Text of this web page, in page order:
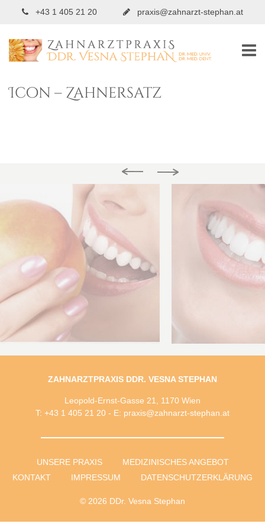
+43 1 405 21 20 praxis@zahnarzt-stephan.at
Icon – Zahnersatz
ZAHNARZTPRAXIS DDR. VESNA STEPHAN
Leopold-Ernst-Gasse 21, 1170 Wien
T: +43 1 405 21 20 - E: praxis@zahnarzt-stephan.at
UNSERE PRAXIS
MEDIZINISCHES ANGEBOT
KONTAKT
IMPRESSUM DATENSCHUTZERKLÄRUNG
© 2026 DDr. Vesna Stephan